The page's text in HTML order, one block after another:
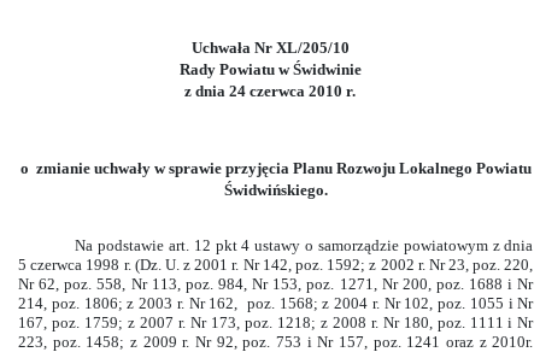
Uchwała Nr XL/205/10
Rady Powiatu w Świdwinie
z dnia 24 czerwca 2010 r.
o zmianie uchwały w sprawie przyjęcia Planu Rozwoju Lokalnego Powiatu
Świdwińskiego.
Na podstawie art. 12 pkt 4 ustawy o samorządzie powiatowym z dnia
5 czerwca 1998 r. (Dz. U. z 2001 r. Nr 142, poz. 1592; z 2002 r. Nr 23, poz. 220,
Nr 62, poz. 558, Nr 113, poz. 984, Nr 153, poz. 1271, Nr 200, poz. 1688 i Nr
214, poz. 1806; z 2003 r. Nr 162, poz. 1568; z 2004 r. Nr 102, poz. 1055 i Nr
167, poz. 1759; z 2007 r. Nr 173, poz. 1218; z 2008 r. Nr 180, poz. 1111 i Nr
223, poz. 1458; z 2009 r. Nr 92, poz. 753 i Nr 157, poz. 1241 oraz z 2010r.